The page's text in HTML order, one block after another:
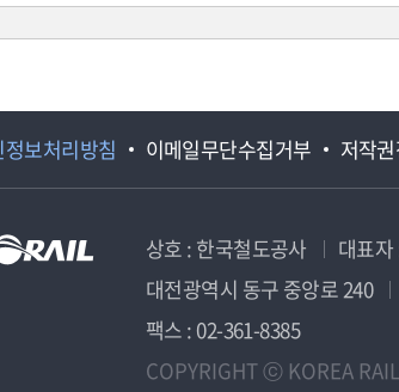
정보처리방침 이메일무단수집거부 저작
상호 : 한국철도공사 대표자
대전광역시 동구 중앙로 240
팩스 : 02-361-8385
COPYRIGHT ⓒ KOREA